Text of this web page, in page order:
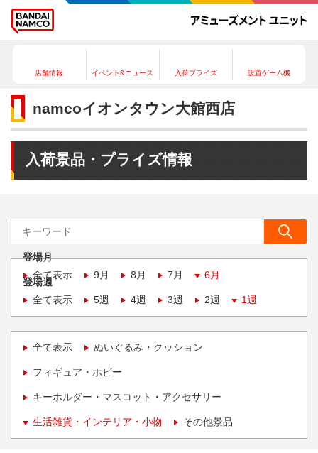
店舗情報 イベント&ニュース 入荷プライズ 設置ゲーム機
namcoイオンタウン大館西店
入荷景品・プライズ情報
登場月
全て表示
9月 8月 7月 6月
登場週
全て表示
5週 4週 3週 2週 1週
全て表示 ぬいぐるみ・クッション
フィギュア・ホビー
キーホルダー・マスコット・アクセサリー
生活雑貨・インテリア・小物 その他景品